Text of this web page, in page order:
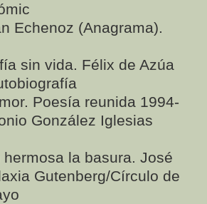
Echenoz (Anagrama).
sin vida. Félix de Azúa
Poesía reunida 1994-
González Iglesias
la basura. José
Gutenberg/Círculo de